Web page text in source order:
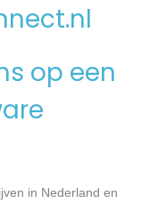
op een
in Nederland en